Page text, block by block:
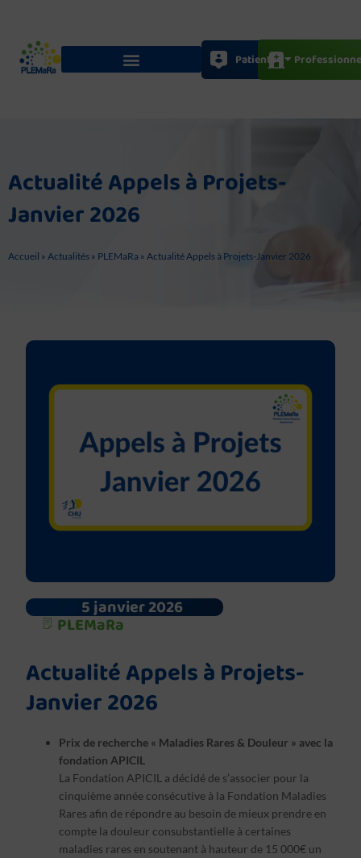
contenu
Patients
Actualité Appels à Projets-
Janvier 2026
Accueil » Actualités » PLEMaRa » Actualité Appels à Projets-Janvier 2026
5 janvier 2026
PLEMaRa
Actualité Appels à Projets-
Janvier 2026
Prix de recherche « Maladies Rares & Douleur » avec la
fondation APICIL
La Fondation APICIL a décidé de s’associer pour la
cinquième année consécutive à la Fondation Maladies
Rares afin de répondre au besoin de mieux prendre en
compte la douleur consubstantielle à certaines
maladies rares en soutenant à hauteur de 15 000€ un